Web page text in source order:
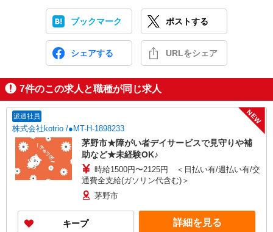
ブックマーク ポストする
シェアする URLをシェア
7件のこの求人と職種が同じ求人
派遣社員
株式会社kotrio /●MT-H-1898233
NEW
茅野市★障がい者デイサービスで見守りや補
助など★未経験OK♪
時給1500円〜2125円 ＜日払い有/週払い有/交
通費全支給(ガソリン代含む)＞
茅野市
キープ 詳細を見る